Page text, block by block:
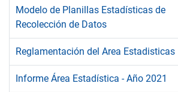
Modelo de Planillas Estadísticas de
Recolección de Datos
Reglamentación del Area Estadisticas
Informe Área Estadística - Año 2021